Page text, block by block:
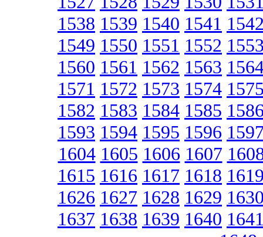
1538 1539 1540 1541
1549 1550 1551 1552
1560 1561 1562 1563
1571 1572 1573 1574
1582 1583 1584 1585
1593 1594 1595 1596
1604 1605 1606 1607
1615 1616 1617 1618
1626 1627 1628 1629
1637 1638 1639 1640